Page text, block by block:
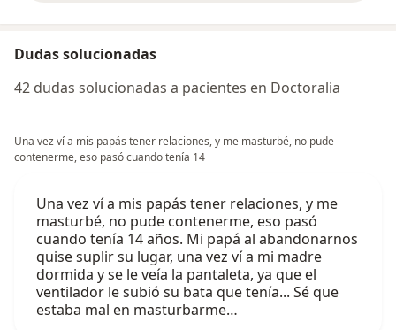
Dudas solucionadas
42 dudas solucionadas a pacientes en Doctoralia
Una vez ví a mis papás tener relaciones, y me masturbé, no pude
contenerme, eso pasó cuando tenía 14
Una vez ví a mis papás tener relaciones, y me
masturbé, no pude contenerme, eso pasó
cuando tenía 14 años. Mi papá al abandonarnos
quise suplir su lugar, una vez ví a mi madre
dormida y se le veía la pantaleta, ya que el
ventilador le subió su bata que tenía... Sé que
estaba mal en masturbarme…